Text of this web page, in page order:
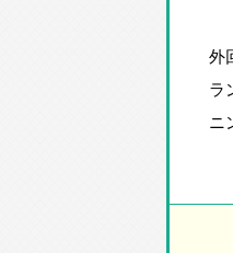
外
ラ
ニ